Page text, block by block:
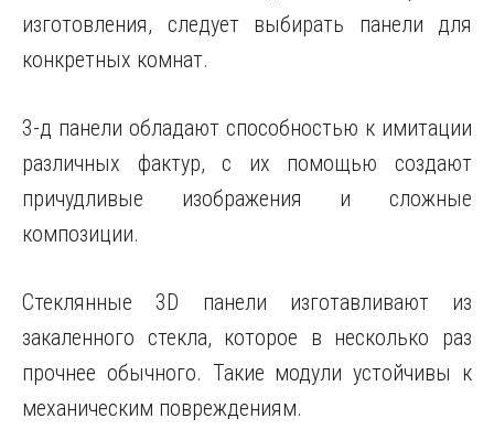
изготовления, следует выбирать панели для
конкретных комнат.
3-д панели обладают способностью к имитации
различных фактур, с их помощью создают
причудливые изображения и сложные
композиции.
Стеклянные 3D панели изготавливают из
закаленного стекла, которое в несколько раз
прочнее обычного. Такие модули устойчивы к
механическим повреждениям.